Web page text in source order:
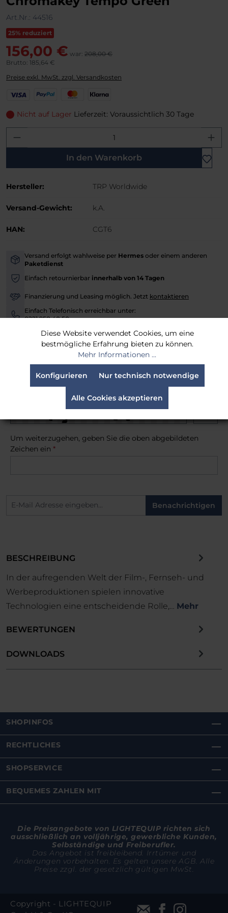
Art.Nr.: 44516
25% reduziert
156,00 € war: 208,00 €
Brutto: 185,64 €
Preise exkl. MwSt. zzgl. Versandkosten
s
P
y
l
s
r
a
K
a
a
Nicht auf Lager Lieferzeit: Voraussichtlich 30 Tage
Produkt Anzahl: Gib den
In den Warenkorb
Hersteller: TRP Worldwide
Versand-Gewicht: k.A.
HAN: CGT6
-
Versand erfolgt wahlweise per Hermes oder einem anderen
Paketdienst
-
Einfach retournierbar innerhalb von 14 Tagen
-
Finanzierung und Leasing möglich. Jetzt kontaktieren
-
Einfach Telefonisch erreichbar unter:
0221 958 40 50
Versandfertig in 30 Tagen, Lieferzeit 3-4 Werktage
Benachrichtige mich, sobald der Artikel lieferbar ist.
Um weiterzugehen, geben Sie die oben abgebildeten
Zeichen ein *
Benachrichtigen
BESCHREIBUNG
In der aufregenden Welt der Film-, Fernseh- und
Werbeproduktionen spielen innovative
Technologien eine entscheidende Rolle,… Mehr
BEWERTUNGEN
DOWNLOADS
SHOPINFOS
RECHTLICHES
SHOPSERVICE
BEQUEMES ZAHLEN MIT
Die Preisangebote von LIGHTEQUIP richten sich
ausschließlich an volljährige, gewerbliche Kunden,
Selbständige und Freiberufler.
Das Angebot ist freibleibend. Irrtümer und
Änderungen vorbehalten. Es gelten unsere AGB. Alle
Preise zzgl. der gesetzlich gültigen MwSt.
Copyright - LIGHTEQUIP
Diese Website verwendet Cookies, um eine
bestmögliche Erfahrung bieten zu können.
Mehr Informationen ...
Nur technisch notwendige
Konfigurieren
Alle Cookies akzeptieren